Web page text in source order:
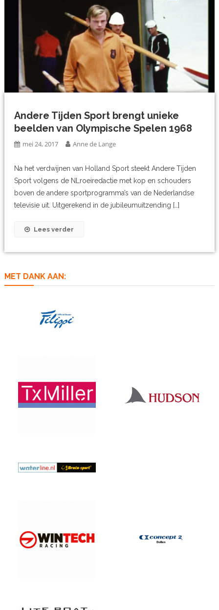
Andere Tijden Sport brengt unieke
beelden van Olympische Spelen 1968
mei 24, 2017 Anne de Lange
Na het verdwijnen van Holland Sport steekt Andere Tijden
Sport volgens de NLroeiredactie met kop en schouders
boven de andere sportprogramma’s van de Nederlandse
televisie uit. Uitgerekend in de jubileumuitzending […]
Lees verder
MET DANK AAN: